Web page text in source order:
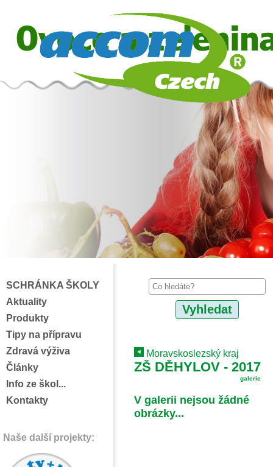
SCHRÁNKA ŠKOLY
Aktuality
Produkty
Tipy na přípravu
Zdravá výživa
Články
Info ze škol...
Kontakty
Naše další projekty:
Moravskoslezský kraj
ZŠ DĚHYLOV - 2017
galerie
V galerii nejsou žádné
obrázky...